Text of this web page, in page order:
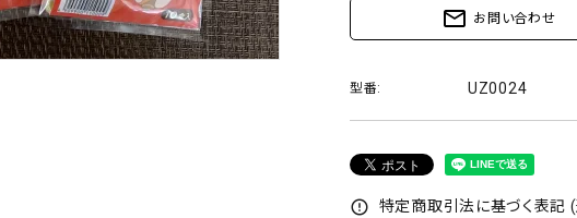
mail_outline お問い合わせ
型番: UZ0024
error_outline 特定商取引法に基づく表記